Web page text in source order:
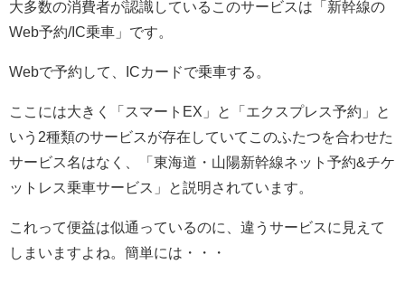
大多数の消費者が認識しているこのサービスは「新幹線の
Web予約/IC乗車」です。
Webで予約して、ICカードで乗車する。
ここには大きく「スマートEX」と「エクスプレス予約」と
いう2種類のサービスが存在していてこのふたつを合わせた
サービス名はなく、「東海道・山陽新幹線ネット予約&チケ
ットレス乗車サービス」と説明されています。
これって便益は似通っているのに、違うサービスに見えて
しまいますよね。簡単には・・・